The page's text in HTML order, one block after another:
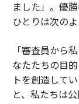
ました」。優
ひとりは次の
「審査員から
なたたちの目
トを創造して
と、私たちは